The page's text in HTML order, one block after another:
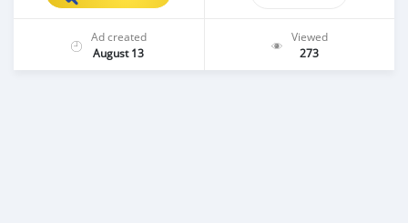
Ad created
August 13
Viewed
273